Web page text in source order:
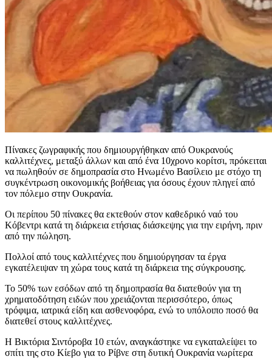
Πίνακες ζωγραφικής που δημιουργήθηκαν από Ουκρανούς
καλλιτέχνες, μεταξύ άλλων και από ένα 10χρονο κορίτσι, πρόκειται
να πωληθούν σε δημοπρασία στο Ηνωμένο Βασίλειο με στόχο τη
συγκέντρωση οικονομικής βοήθειας για όσους έχουν πληγεί από
τον πόλεμο στην Ουκρανία.
Οι περίπου 50 πίνακες θα εκτεθούν στον καθεδρικό ναό του
Κόβεντρι κατά τη διάρκεια ετήσιας διάσκεψης για την ειρήνη, πριν
από την πώληση.
Πολλοί από τους καλλιτέχνες που δημιούργησαν τα έργα
εγκατέλειψαν τη χώρα τους κατά τη διάρκεια της σύγκρουσης.
Το 50% των εσόδων από τη δημοπρασία θα διατεθούν για τη
χρηματοδότηση ειδών που χρειάζονται περισσότερο, όπως
τρόφιμα, ιατρικά είδη και ασθενοφόρα, ενώ το υπόλοιπο ποσό θα
διατεθεί στους καλλιτέχνες.
Η Βικτόρια Σιντόροβα 10 ετών, αναγκάστηκε να εγκαταλείψει το
σπίτι της στο Κίεβο για το Ρίβνε στη δυτική Ουκρανία νωρίτερα